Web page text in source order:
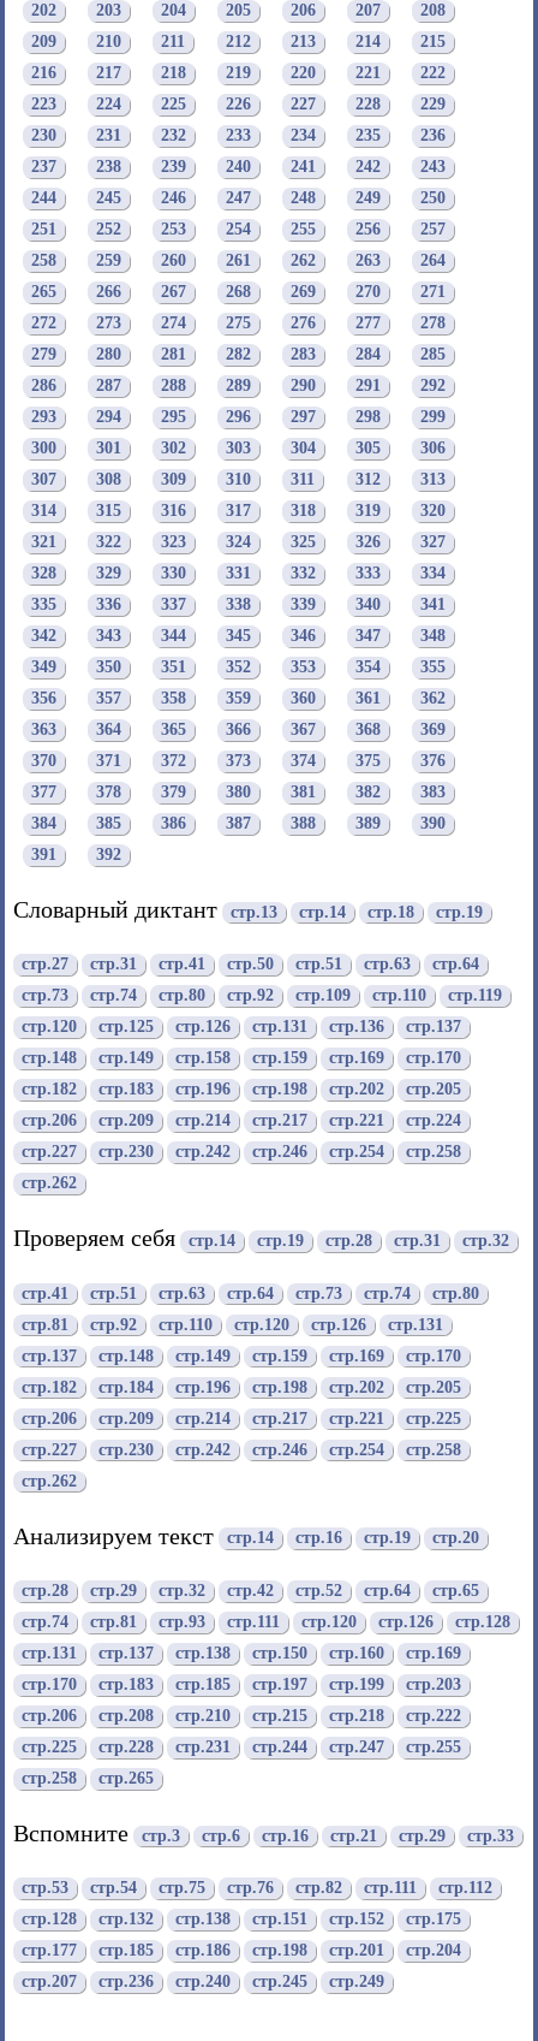
202
203 204 205 206 207
208
209
210 211 212 213 214
215
216
217 218 219 220 221
222
223
224 225 226 227 228
229
230
231 232 233 234 235
236
237
238 239 240 241 242
243
244
245 246 247 248 249
250
251
252 253 254 255 256
257
258
259 260 261 262 263
264
265
266 267 268 269 270
271
272
273 274 275 276 277
278
279
280 281 282 283 284
285
286
287 288 289 290 291
292
293
294 295 296 297 298
299
300
301 302 303 304 305
306
307
308 309 310 311 312
313
314
315 316 317 318 319
320
321
322 323 324 325 326
327
328
329 330 331 332 333
334
335
336 337 338 339 340
341
342
343 344 345 346 347
348
349
350 351 352 353 354
355
356
357 358 359 360 361
362
363
364 365 366 367 368
369
370
371 372 373 374 375
376
377
378 379 380 381 382
383
384
385 386 387 388 389
390
391
392
Словарный диктант стр.13 стр.14 стр.18 стр.19
стр.27 стр.31 стр.41 стр.50 стр.51 стр.63
стр.64
стр.73
стр.74 стр.80 стр.92 стр.109 стр.110
стр.119
стр.120
стр.125 стр.126 стр.131 стр.136
стр.137
стр.148
стр.149 стр.158 стр.159 стр.169
стр.170
стр.182
стр.183 стр.196 стр.198 стр.202
стр.205
стр.206
стр.209 стр.214 стр.217 стр.221
стр.224
стр.227
стр.230 стр.242 стр.246 стр.254
стр.258
стр.262
Проверяем себя стр.14 стр.19 стр.28 стр.31 стр.32
стр.41 стр.51 стр.63 стр.64 стр.73 стр.74
стр.80
стр.81
стр.92 стр.110 стр.120 стр.126
стр.131
стр.137
стр.148 стр.149 стр.159 стр.169
стр.170
стр.182
стр.184 стр.196 стр.198 стр.202
стр.205
стр.206
стр.209 стр.214 стр.217 стр.221
стр.225
стр.227
стр.230 стр.242 стр.246 стр.254
стр.258
стр.262
Анализируем текст стр.14 стр.16 стр.19 стр.20
стр.28 стр.29 стр.32 стр.42 стр.52 стр.64
стр.65
стр.74
стр.81 стр.93 стр.111 стр.120 стр.126
стр.128
стр.131
стр.137 стр.138 стр.150 стр.160
стр.169
стр.170
стр.183 стр.185 стр.197 стр.199
стр.203
стр.206
стр.208 стр.210 стр.215 стр.218
стр.222
стр.225
стр.228 стр.231 стр.244 стр.247
стр.255
стр.258
стр.265
Вспомните стр.3 стр.6 стр.16 стр.21 стр.29 стр.33
стр.53 стр.54 стр.75 стр.76 стр.82 стр.111
стр.112
стр.128
стр.132 стр.138 стр.151 стр.152
стр.175
стр.177
стр.185 стр.186 стр.198 стр.201
стр.204
стр.207
стр.236 стр.240 стр.245 стр.249